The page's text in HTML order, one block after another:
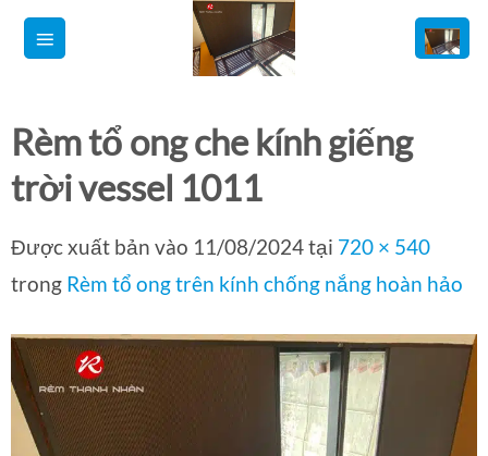
qua
dung
Rèm tổ ong che kính giếng
trời vessel 1011
Được xuất bản vào 11/08/2024tại 720 × 540
trong Rèm tổ ong trên kính chống nắng hoàn hảo